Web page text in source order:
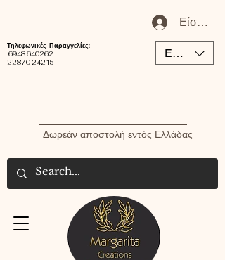
Δωρεάν αποστολή εντός Ελλάδας
EUR (€)
Τηλεφωνικές Παραγγελίες:
6948 640262
22870 24215